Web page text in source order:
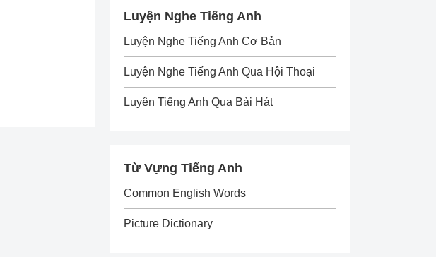
Luyện Nghe Tiếng Anh
Luyện Nghe Tiếng Anh Cơ Bản
Luyện Nghe Tiếng Anh Qua Hội Thoại
Luyện Tiếng Anh Qua Bài Hát
Từ Vựng Tiếng Anh
Common English Words
Picture Dictionary